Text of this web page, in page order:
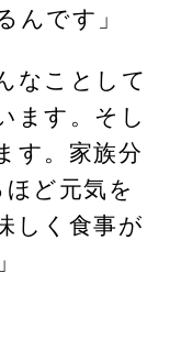
んです」
なことして
ます。そし
す。家族分
ど元気を
しく食事が